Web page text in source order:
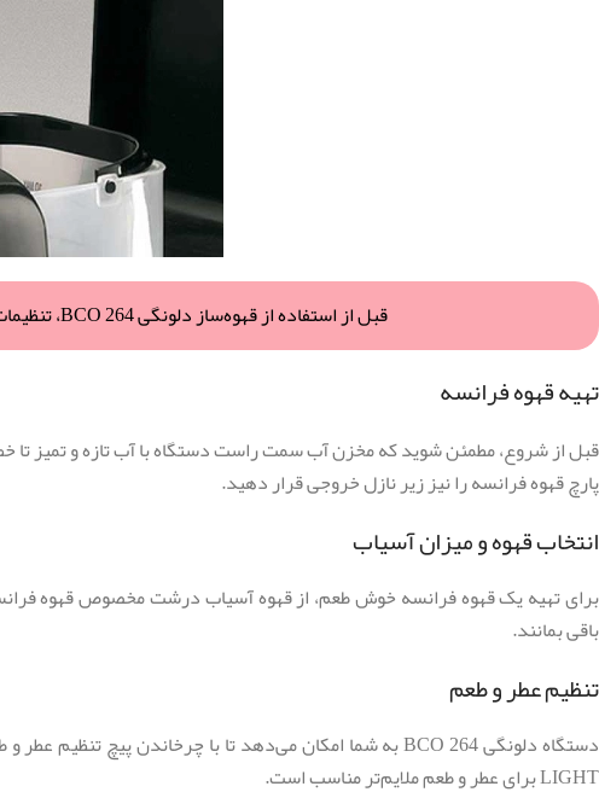
قبل از استفاده از قهوه‌ساز دلونگی BCO 264، تنظیمات اولیه شامل پر کردن مخزن آب، تنظیم ساعت، و انتخاب نوع قهوه (اسپرسو یا فرانسه) است.
تهیه قهوه فرانسه
قبل از شروع، مطمئن شوید که مخزن آب سمت راست دستگاه با آب تازه و تمیز تا
پارچ قهوه فرانسه را نیز زیر نازل خروجی قرار دهید.
انتخاب قهوه و میزان آسیاب
برای تهیه یک قهوه فرانسه خوش طعم، از قهوه آسیاب درشت مخصوص قهوه فرانسه
باقی بمانند.
تنظیم عطر و طعم
LIGHT برای عطر و طعم ملایم‌تر مناسب است.